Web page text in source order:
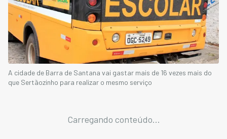
A cidade de Barra de Santana vai gastar mais de 16 vezes mais do
que Sertãozinho para realizar o mesmo serviço
Carregando conteúdo...